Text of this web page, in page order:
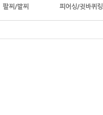
팔찌/발찌 피어싱/귓바퀴링